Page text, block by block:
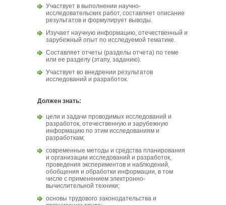
Участвует в выполнении научно-
исследовательских работ, составляет описание
результатов и формулирует выводы.
Изучает научную информацию, отечественный и
зарубежный опыт по исследуемой тематике.
Составляет отчеты (разделы отчета) по теме
или ее разделу (этапу, заданию).
Участвует во внедрении результатов
исследований и разработок.
Должен знать:
цели и задачи проводимых исследований и
разработок, отечественную и зарубежную
информацию по этим исследованиям и
разработкам;
современные методы и средства планирования
и организации исследований и разработок,
проведения экспериментов и наблюдений,
обобщения и обработки информации, в том
числе с применением электронно-
вычислительной техники;
основы трудового законодательства и